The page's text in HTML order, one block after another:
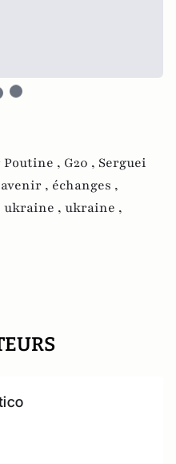
, G20 , Serguei
avenir , échanges ,
ukraine , ukraine ,